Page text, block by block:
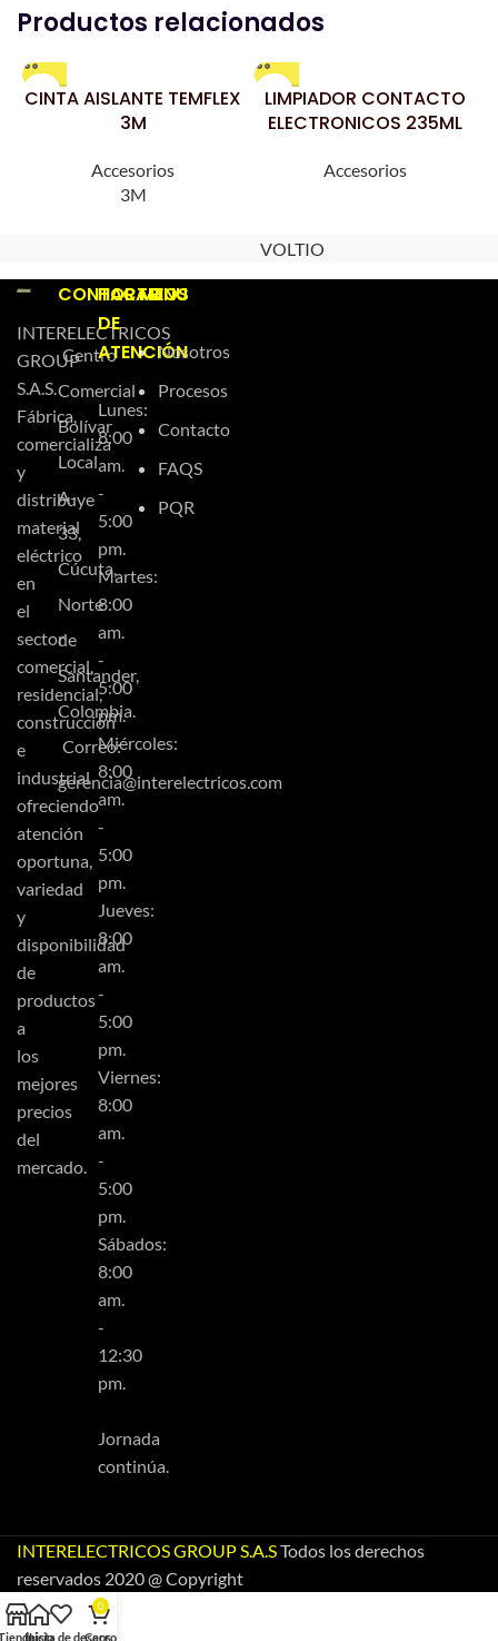
Productos relacionados
CINTA AISLANTE TEMFLEX
3M
Accesorios
3M
LIMPIADOR CONTACTO
ELECTRONICOS 235ML
Accesorios
VOLTIO
INTERELECTRICOS
GROUP
S.A.S.
Fábrica,
comercializa
y
distribuye
material
eléctrico
en
el
sector
comercial,
residencial,
construcción
e
industrial
ofreciendo
atención
oportuna,
variedad
y
disponibilidad
de
productos
a
los
mejores
precios
del
mercado.
CONTACTO
Centro
Comercial
Bolívar
Local
A-
33,
Cúcuta,
Norte
de
Santander,
Colombia.
Correo:
gerencia@interelectricos.com
HORARIOS
DE
ATENCIÓN
Lunes:
8:00
am.
-
5:00
pm.
Martes:
8:00
am.
-
5:00
pm.
Miércoles:
8:00
am.
-
5:00
pm.
Jueves:
8:00
am.
-
5:00
pm.
Viernes:
8:00
am.
-
5:00
pm.
Sábados:
8:00
am.
-
12:30
pm.
Jornada
continúa.
MENU
Nosotros
Procesos
Contacto
FAQS
PQR
INTERELECTRICOS GROUP S.A.STodos los derechos
reservados 2020 @ Copyright
Inicio
Lista de deseos
0
Carro